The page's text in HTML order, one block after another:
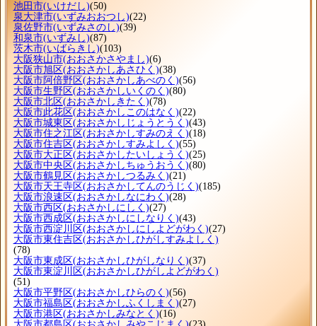
池田市(いけだし)(50)
泉大津市(いずみおおつし)(22)
泉佐野市(いずみさのし)(39)
和泉市(いずみし)(87)
茨木市(いばらきし)(103)
大阪狭山市(おおさかさやまし)(6)
大阪市旭区(おおさかしあさひく)(38)
大阪市阿倍野区(おおさかしあべのく)(56)
大阪市生野区(おおさかしいくのく)(80)
大阪市北区(おおさかしきたく)(78)
大阪市此花区(おおさかしこのはなく)(22)
大阪市城東区(おおさかしじょうとうく)(43)
大阪市住之江区(おおさかしすみのえく)(18)
大阪市住吉区(おおさかしすみよしく)(55)
大阪市大正区(おおさかしたいしょうく)(25)
大阪市中央区(おおさかしちゅうおうく)(80)
大阪市鶴見区(おおさかしつるみく)(21)
大阪市天王寺区(おおさかしてんのうじく)(185)
大阪市浪速区(おおさかしなにわく)(28)
大阪市西区(おおさかしにしく)(27)
大阪市西成区(おおさかしにしなりく)(43)
大阪市西淀川区(おおさかしにしよどがわく)(27)
大阪市東住吉区(おおさかしひがしすみよしく)
(78)
大阪市東成区(おおさかしひがしなりく)(37)
大阪市東淀川区(おおさかしひがしよどがわく)
(51)
大阪市平野区(おおさかしひらのく)(56)
大阪市福島区(おおさかしふくしまく)(27)
大阪市港区(おおさかしみなとく)(16)